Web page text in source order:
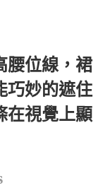
腰位線，裙
巧妙的遮住
在視覺上顯